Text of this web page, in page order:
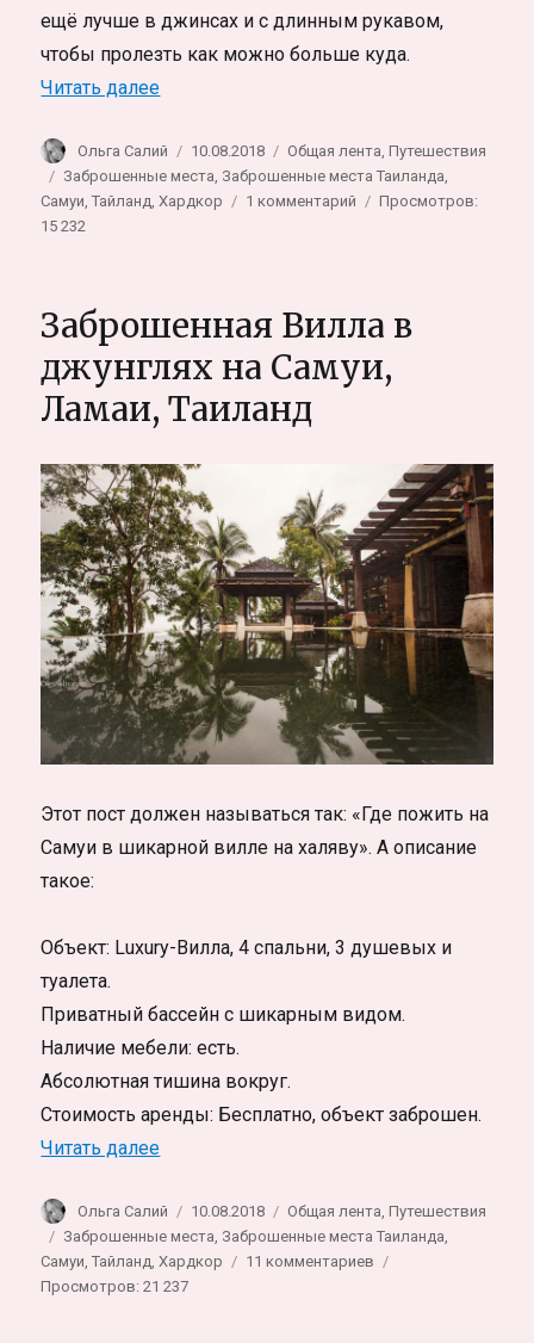
ещё лучше в джинсах и с длинным рукавом,
чтобы пролезть как можно больше куда.
Читать далее«Заброшенный резорт с виллами,
Автор
Ольга Салий Опубликовано
10.08.2018 Рубрики
Общая лента ,Путешествия
Метки
Заброшенные места Заброшенные места Таиланда
Самуи ,Тайланд ,Хардкор 1 комментарий
виллами,
и
Чонгмон
Просмотров:
15 232
Заброшенная Вилла в
джунглях на Самуи,
Ламаи, Таиланд
Этот пост должен называться так: «Где пожить на
Самуи в шикарной вилле на халяву». А описание
такое:
Объект: Luxury-Вилла, 4 спальни, 3 душевых и
туалета.
Приватный бассейн с шикарным видом.
Наличие мебели: есть.
Абсолютная тишина вокруг.
Стоимость аренды: Бесплатно, объект заброшен.
Читать далее«Заброшенная Вилла в джунглях на
Автор
Ольга Салий Опубликовано
10.08.2018 Рубрики
Общая лента,Путешествия
Метки
Заброшенные места, Заброшенные места Таиланда,
Самуи,Тайланд,Хардкор 11 комментариев
Просмотров: 21 237